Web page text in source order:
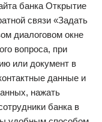
банка Открытие
связи «Задать
диалоговом окне
вопроса, при
или документ в
данные и
нажать
банка в